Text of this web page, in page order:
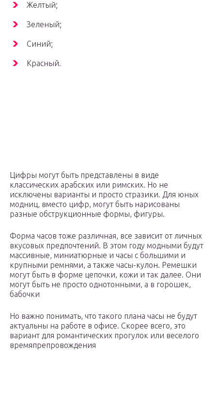
Желтый;
Зеленый;
Синий;
Красный.
Цифры могут быть представлены в виде
классических арабских или римских. Но не
исключены варианты и просто стразики. Для юных
модниц, вместо цифр, могут быть нарисованы
разные обструкционные формы, фигуры.
Форма часов тоже различная, все зависит от личных
вкусовых предпочтений. В этом году модными будут
массивные, миниатюрные и часы с большими и
крупными ремнями, а также часы-кулон. Ремешки
могут быть в форме цепочки, кожи и так далее. Они
могут быть не просто однотонными, а в горошек,
бабочки
Но важно понимать, что такого плана часы не будут
актуальны на работе в офисе. Скорее всего, это
вариант для романтических прогулок или веселого
времяпрепровождения